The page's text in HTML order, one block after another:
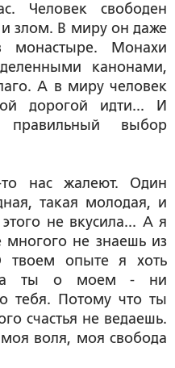
Человек свободен
злом. В миру он даже
монастыре. Монахи
канонами,
А в миру человек
дорогой идти... И
выбор
нас жалеют. Один
такая молодая, и
не вкусила... А я
не знаешь из
твоем опыте я хоть
а ты о моем - ни
тебя. Потому что ты
счастья не ведаешь.
воля, моя свобода